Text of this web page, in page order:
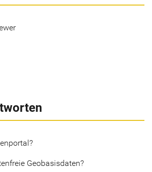
Geobasisdaten?